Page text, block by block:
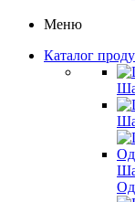
Меню
Каталог